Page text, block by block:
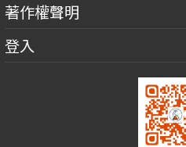
著作權聲明
登入